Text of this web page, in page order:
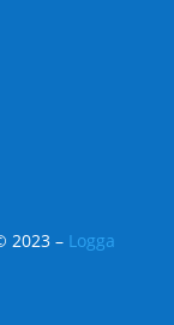
2023 – Logga